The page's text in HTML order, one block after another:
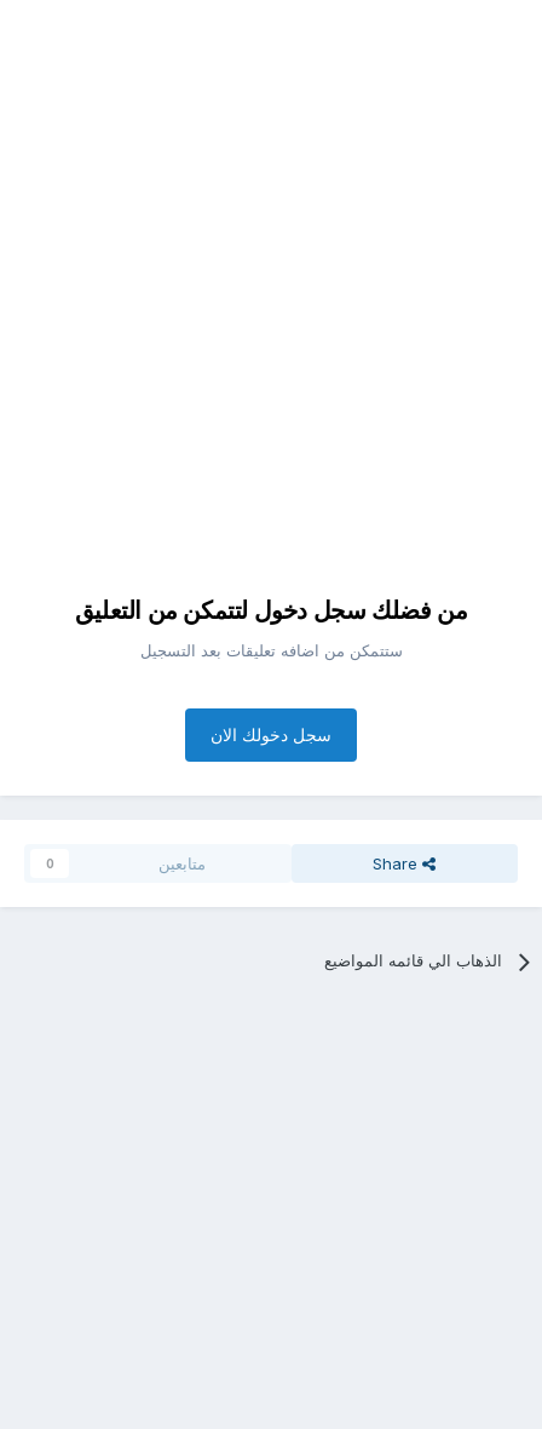
من فضلك سجل دخول لتتمكن من التعليق
ستتمكن من اضافه تعليقات بعد التسجيل
سجل دخولك الان
Share متابعين 0
الذهاب الي قائمه المواضيع